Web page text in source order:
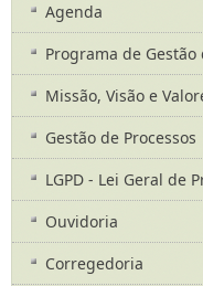
Agenda
Programa de Gestão
Missão, Visão e
Gestão de Processos
LGPD - Lei Geral de
Ouvidoria
Corregedoria